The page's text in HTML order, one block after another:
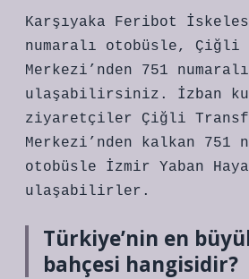
Karşıyaka Feribot
numaralı otobüsle, Çiğli
Merkezi’nden 751
ulaşabilirsiniz. İzban
ziyaretçiler Çiğli
Merkezi’nden kalkan 751
otobüsle İzmir Yaban
ulaşabilirler.
Türkiye’nin en
bahçesi hangisidir?